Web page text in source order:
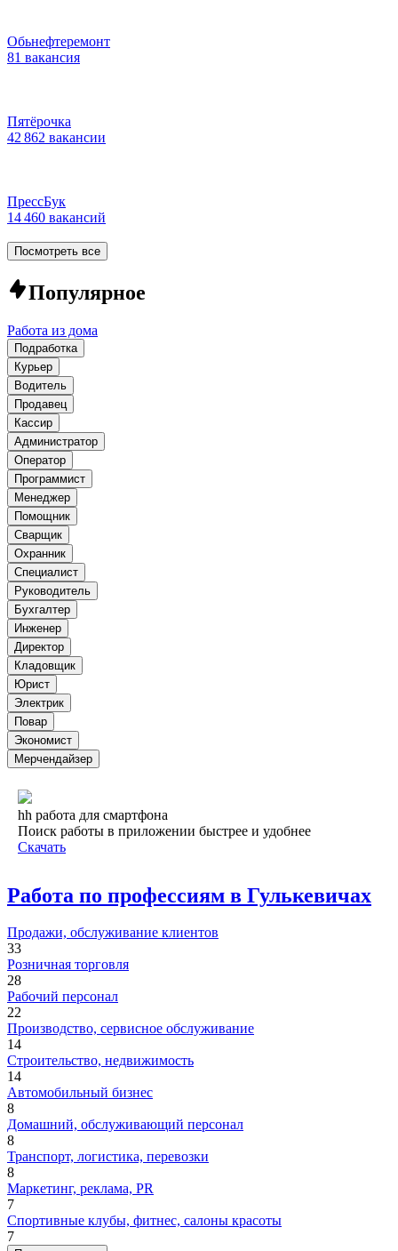
Обьнефтеремонт
81 вакансия
Пятёрочка
42 862 вакансии
ПрессБук
14 460 вакансий
Посмотреть все
Популярное
Работа из дома
Подработка
Курьер
Водитель
Продавец
Кассир
Администратор
Оператор
Программист
Менеджер
Помощник
Сварщик
Охранник
Специалист
Руководитель
Бухгалтер
Инженер
Директор
Кладовщик
Юрист
Электрик
Повар
Экономист
Мерчендайзер
hh работа для смартфона
Поиск работы в приложении быстрее и удобнее
Скачать
Работа по профессиям в Гулькевичах
Продажи, обслуживание клиентов
33
Розничная торговля
28
Рабочий персонал
22
Производство, сервисное обслуживание
14
Строительство, недвижимость
14
Автомобильный бизнес
8
Домашний, обслуживающий персонал
8
Транспорт, логистика, перевозки
8
Маркетинг, реклама, PR
7
Спортивные клубы, фитнес, салоны красоты
7